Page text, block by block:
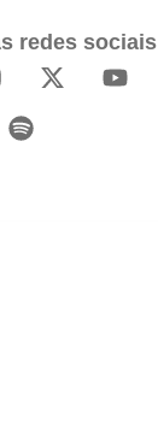
redes sociais